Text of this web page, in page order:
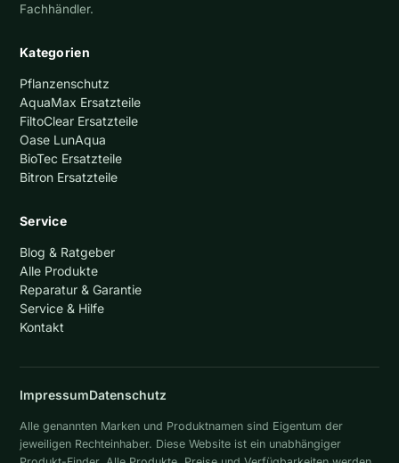
Fachhändler.
Kategorien
Pflanzenschutz
AquaMax Ersatzteile
FiltoClear Ersatzteile
Oase LunAqua
BioTec Ersatzteile
Bitron Ersatzteile
Service
Blog & Ratgeber
Alle Produkte
Reparatur & Garantie
Service & Hilfe
Kontakt
ImpressumDatenschutz
Alle genannten Marken und Produktnamen sind Eigentum der
jeweiligen Rechteinhaber. Diese Website ist ein unabhängiger